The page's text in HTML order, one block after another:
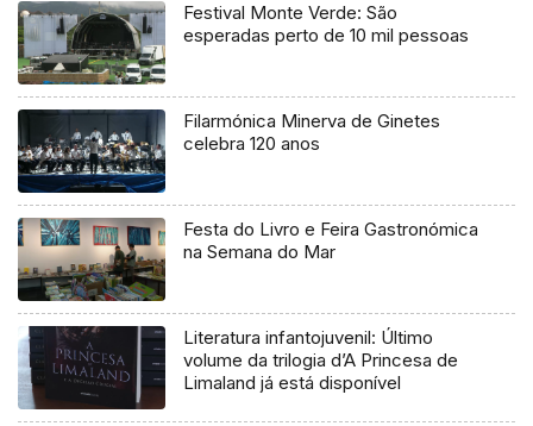
Festival Monte Verde: São
esperadas perto de 10 mil pessoas
Filarmónica Minerva de Ginetes
celebra 120 anos
Festa do Livro e Feira Gastronómica
na Semana do Mar
Literatura infantojuvenil: Último
volume da trilogia d’A Princesa de
Limaland já está disponível